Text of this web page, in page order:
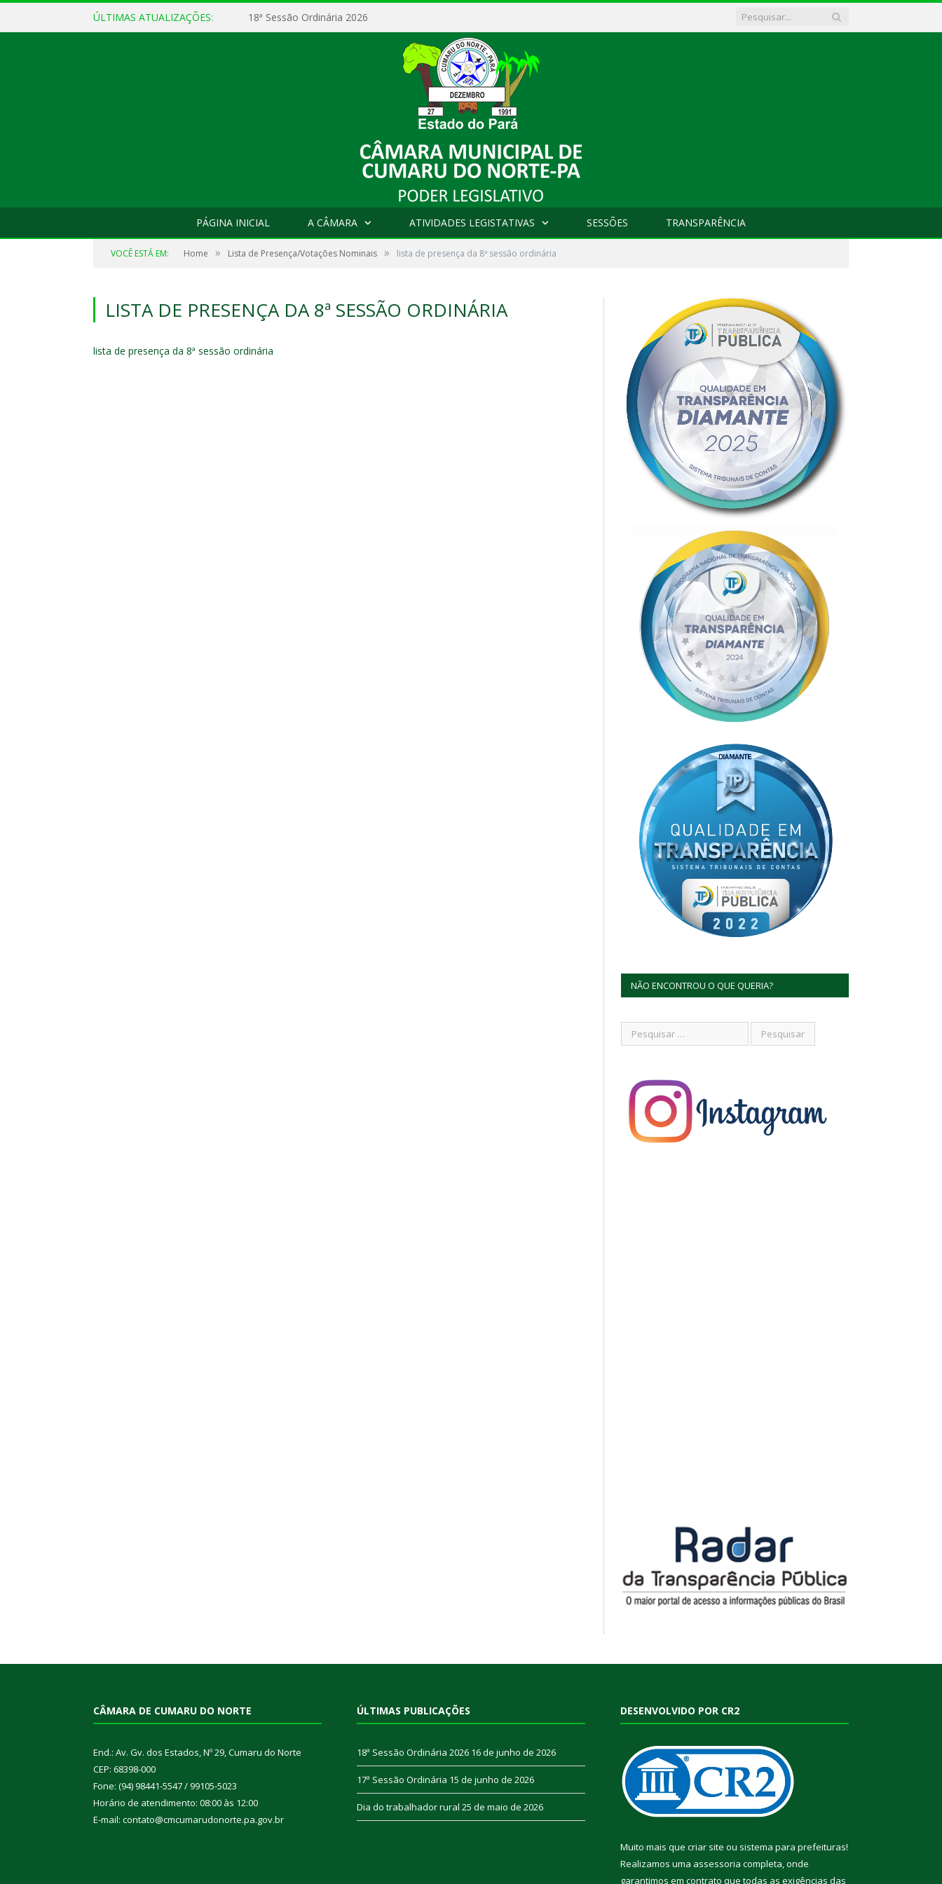
ÚLTIMAS ATUALIZAÇÕES: 18ª Sessão Ordinária 2026
PÁGINA INICIAL A CÂMARA ATIVIDADES LEGISTATIVAS SESSÕES TRANSPARÊNCIA
VOCÊ ESTÁ EM: Home » Lista de Presença/Votações Nominais » lista de presença da 8ª sessão ordinária
LISTA DE PRESENÇA DA 8ª SESSÃO ORDINÁRIA
lista de presença da 8ª sessão ordinária
NÃO ENCONTROU O QUE QUERIA?
CÂMARA DE CUMARU DO NORTE
End.: Av. Gv. dos Estados, Nº 29, Cumaru do Norte
CEP: 68398-000
Fone: (94) 98441-5547 / 99105-5023
Horário de atendimento: 08:00 às 12:00
E-mail: contato@cmcumarudonorte.pa.gov.br
ÚLTIMAS PUBLICAÇÕES
18ª Sessão Ordinária 2026 16 de junho de 2026
17ª Sessão Ordinária 15 de junho de 2026
Dia do trabalhador rural 25 de maio de 2026
DESENVOLVIDO POR CR2
Muito mais que criar site ou sistema para prefeituras!
Realizamos uma assessoria completa, onde
garantimos em contrato que todas as exigências das